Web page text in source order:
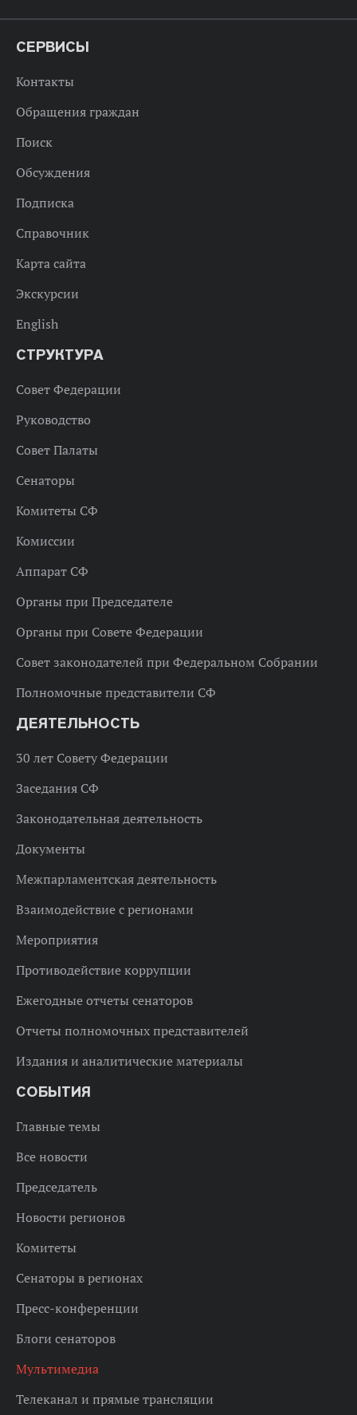
СЕРВИСЫ
Контакты
Обращения граждан
Поиск
Обсуждения
Подписка
Справочник
Карта сайта
Экскурсии
English
СТРУКТУРА
Совет Федерации
Руководство
Совет Палаты
Сенаторы
Комитеты СФ
Комиссии
Аппарат СФ
Органы при Председателе
Органы при Совете Федерации
Совет законодателей при Федеральном Собрании
Полномочные представители СФ
ДЕЯТЕЛЬНОСТЬ
30 лет Совету Федерации
Заседания СФ
Законодательная деятельность
Документы
Межпарламентская деятельность
Взаимодействие с регионами
Мероприятия
Противодействие коррупции
Ежегодные отчеты сенаторов
Отчеты полномочных представителей
Издания и аналитические материалы
СОБЫТИЯ
Главные темы
Все новости
Председатель
Новости регионов
Комитеты
Сенаторы в регионах
Пресс-конференции
Блоги сенаторов
Мультимедиа
Телеканал и прямые трансляции